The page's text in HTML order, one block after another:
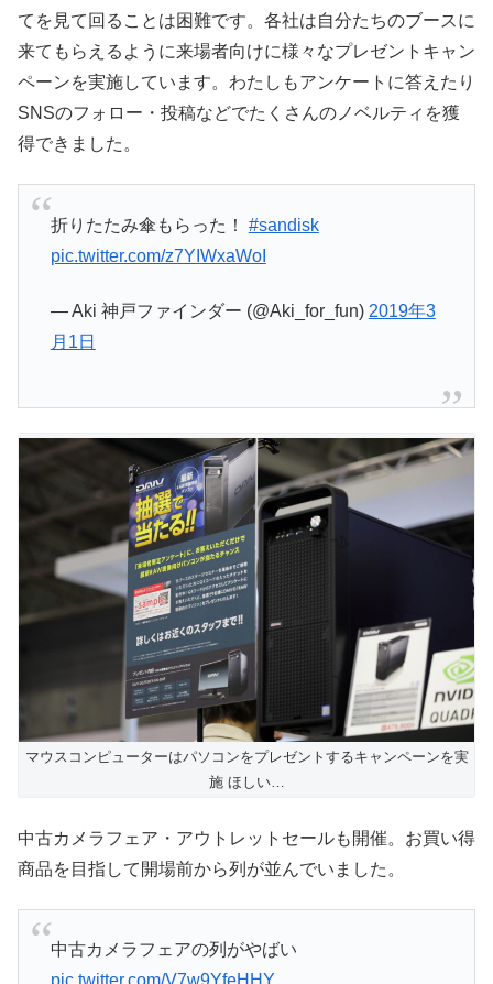
てを見て回ることは困難です。各社は自分たちのブースに
来てもらえるように来場者向けに様々なプレゼントキャン
ペーンを実施しています。わたしもアンケートに答えたり
SNSのフォロー・投稿などでたくさんのノベルティを獲
得できました。
折りたたみ傘もらった！ #sandisk
pic.twitter.com/z7YIWxaWoI
— Aki 神戸ファインダー (@Aki_for_fun) 2019年3
月1日
マウスコンピューターはパソコンをプレゼントするキャンペーンを実
施 ほしい…
中古カメラフェア・アウトレットセールも開催。お買い得
商品を目指して開場前から列が並んでいました。
中古カメラフェアの列がやばい